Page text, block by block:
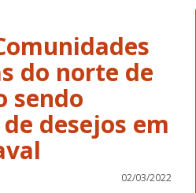
do norte de
sendo
desejos em
02/03/2022